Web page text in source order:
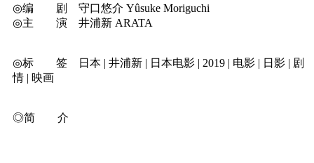
◎编 剧 守口悠介 Yûsuke Moriguchi
◎主 演 井浦新 ARATA
◎标 签 日本 | 井浦新 | 日本电影 | 2019 | 电影 | 日影 | 剧
情 | 映画
◎简 介